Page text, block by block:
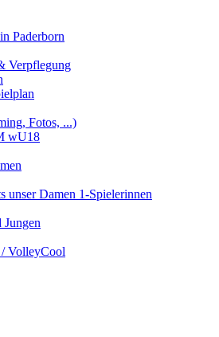
Paderborn
Verpflegung
Fotos, ...)
wU18
unser Damen 1-Spielerinnen
Jungen
VolleyCool